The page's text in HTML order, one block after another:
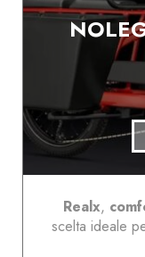
Realx,
scelta ideale